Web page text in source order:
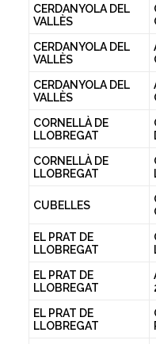
CERDANYOLA DEL
VALLÈS
CERDANYOLA DEL
VALLÈS
CERDANYOLA DEL
VALLÈS
CORNELLÀ DE
LLOBREGAT
CORNELLÀ DE
LLOBREGAT
CUBELLES
EL PRAT DE
LLOBREGAT
EL PRAT DE
LLOBREGAT
EL PRAT DE
LLOBREGAT